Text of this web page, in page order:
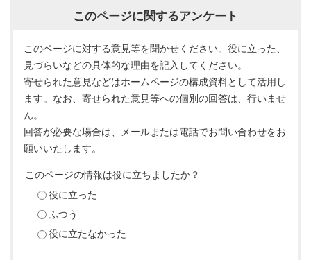
このページに関するアンケート
このページに対する意見等を聞かせください。役に立った、
見づらいなどの具体的な理由を記入してください。
寄せられた意見などはホームページの構成資料として活用し
ます。なお、寄せられた意見等への個別の回答は、行いませ
ん。
回答が必要な場合は、メールまたは電話でお問い合わせをお
願いいたします。
このページの情報は役に立ちましたか？
役に立った
ふつう
役に立たなかった